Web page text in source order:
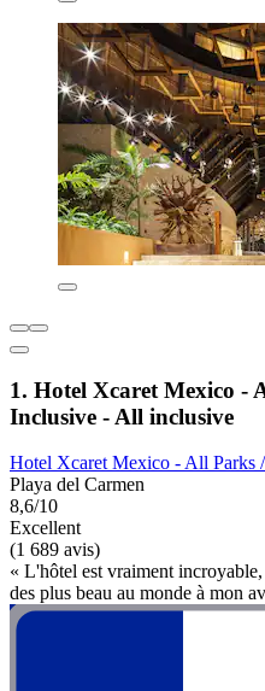
1. Hotel Xcaret Mexico -
Inclusive - All inclusive
Hotel Xcaret Mexico - All
Playa del Carmen
8,6/10
Excellent
(1 689 avis)
« L'hôtel est vraiment
des plus beau au monde à mon